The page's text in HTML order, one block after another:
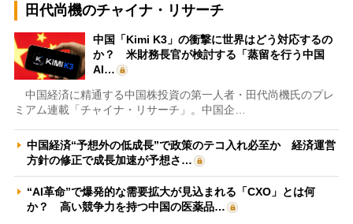
田代尚機のチャイナ・リサーチ
中国「Kimi K3」の衝撃に世界はどう対応するの
か？ 米財務長官が検討する「蒸留を行う中国
AI…
中国経済に精通する中国株投資の第一人者・田代尚機氏のプレ
ミアム連載「チャイナ・リサーチ」。中国企…
中国経済“予想外の低成長”で政策のテコ入れ必至か 経済運営
方針の修正で成長加速が予想さ…
“AI革命”で爆発的な需要拡大が見込まれる「CXO」とは何
か？ 高い競争力を持つ中国の医薬品…